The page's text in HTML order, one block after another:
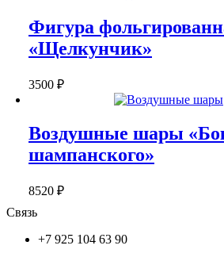
Фигура
«Щелкунчик»
3500 ₽
Воздушные шары
шампанского»
8520 ₽
Связь
+7 925 104 63 90